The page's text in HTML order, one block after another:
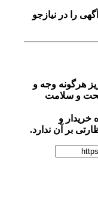
در نیازجو
وجه و
سلامت
و
آن ندارد.